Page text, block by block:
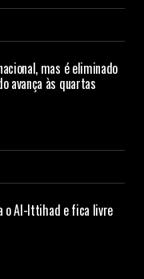
mas é eliminado
avança às quartas
o Al-Ittihad e fica livre